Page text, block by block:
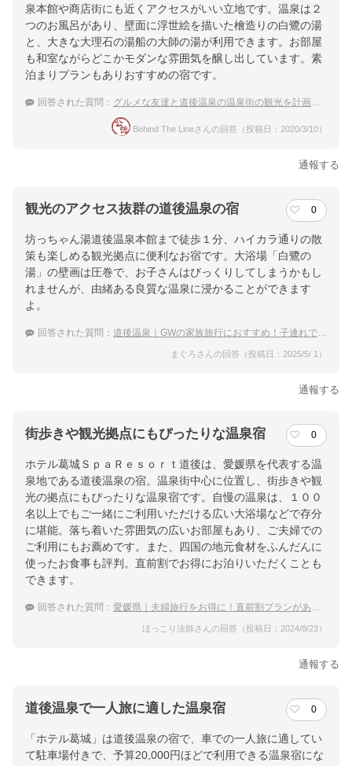
泉本館や商店街にも近くアクセスがいい立地です。温泉は２
つのお風呂があり、壁面に浮世絵を描いた檜造りの白鷺の湯
と、大きな大理石の湯船の大師の湯が利用できます。お部屋
も和室ながらどこかモダンな雰囲気を醸し出しています。素
泊まりプランもありおすすめの宿です。
回答された質問： グルメな友達と道後温泉の温泉街の観光を計画中です。観光に便利で素泊まりが出来る宿を探しています。
Behind The Lineさんの回答（投稿日：2020/3/10）
通報する
観光のアクセス抜群の道後温泉の宿 0
坊っちゃん湯道後温泉本館まで徒歩１分、ハイカラ通りの散
策も楽しめる観光拠点に便利なお宿です。大浴場「白鷺の
湯」の壁画は圧巻で、お子さんはびっくりしてしまうかもし
れませんが、由緒ある良質な温泉に浸かることができます
よ。
回答された質問： 道後温泉｜GWの家族旅行におすすめ！子連れでも泊まれる穴場な宿は？
まぐろさんの回答（投稿日：2025/5/ 1）
通報する
街歩きや観光拠点にもぴったりな温泉宿 0
ホテル葛城ＳｐａＲｅｓｏｒｔ道後は、愛媛県を代表する温
泉地である道後温泉の宿。温泉街中心に位置し、街歩きや観
光の拠点にもぴったりな温泉宿です。自慢の温泉は、１００
名以上でもご一緒にご利用いただける広い大浴場などで存分
に堪能。落ち着いた雰囲気の広いお部屋もあり、ご夫婦での
ご利用にもお薦めです。また、四国の地元食材をふんだんに
使ったお食事も評判。直前割でお得にお泊りいただくことも
できます。
回答された質問： 愛媛県｜夫婦旅行をお得に！直前割プランがある宿のおすすめは？
ほっこり法師さんの回答（投稿日：2024/8/23）
通報する
道後温泉で一人旅に適した温泉宿 0
「ホテル葛城」は道後温泉の宿で、車での一人旅に適してい
て駐車場付きで、予算20,000円ほどで利用できる温泉宿にな